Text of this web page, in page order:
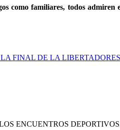
como familiares, todos
FINAL DE LA
ENCUENTROS